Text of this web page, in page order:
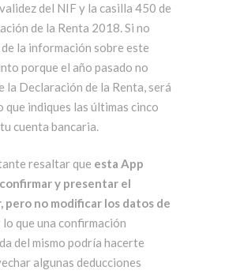
del NIF y la casilla 450 de
de la Renta 2018. Si no
la información sobre este
porque el año pasado no
la Declaración de la Renta, será
que indiques las últimas cinco
cuenta bancaria.
resaltar que esta App
y presentar el
pero no modificar los datos de
lo que una confirmación
del mismo podría hacerte
algunas deducciones